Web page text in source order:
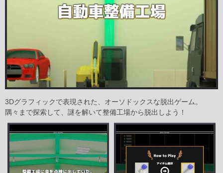
3Dグラフィックで表現された、オーソドックスな脱出ゲーム。
隅々まで探索して、謎を解いて整備工場から脱出しよう！